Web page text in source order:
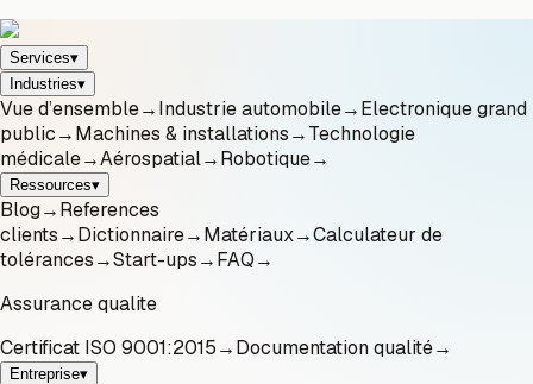
Services▾
Industries▾
Vue d’ensemble→Industrie automobile→Electronique grand
public→Machines & installations→Technologie
médicale→Aérospatial→Robotique→
Ressources▾
Blog→References
clients→Dictionnaire→Matériaux→Calculateur de
tolérances→Start-ups→FAQ→
Assurance qualite
Certificat ISO 9001:2015→Documentation qualité→
Entreprise▾